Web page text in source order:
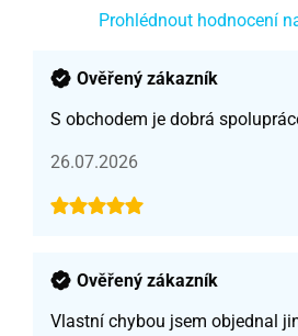
Prohlédnout hodnocení
Ověřený zákazník
S obchodem je dobrá
26.07.2026
Ověřený zákazník
Vlastní chybou jsem objednal